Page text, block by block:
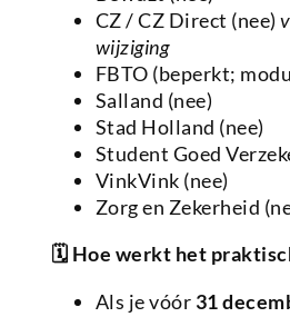
CZ / CZ Direct (nee)
wijziging
FBTO (beperkt;
Salland (nee)
Stad Holland (nee)
Student Goed
VinkVink (nee)
Zorg en Zekerheid
🗓 Hoe werkt het
Als je vóór 31